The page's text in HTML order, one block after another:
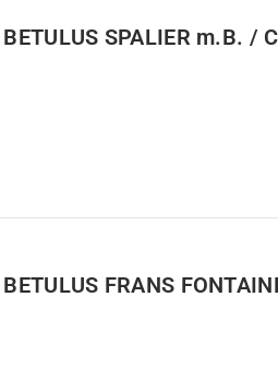
BETULUS SPALIER m.B. /
BETULUS FRANS